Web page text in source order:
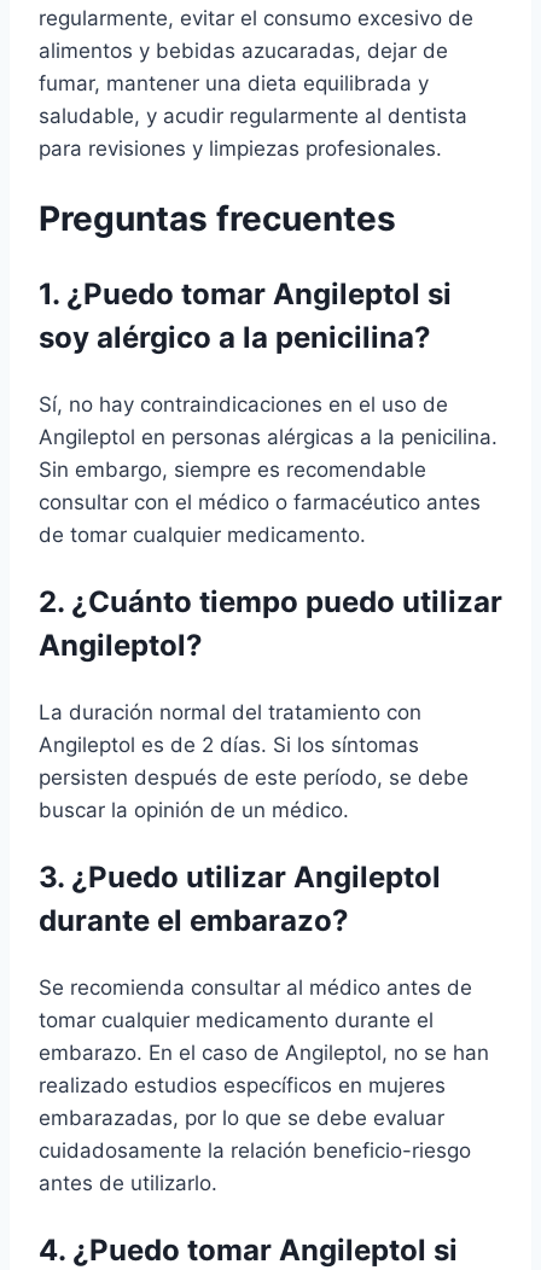
regularmente, evitar el consumo excesivo de
alimentos y bebidas azucaradas, dejar de
fumar, mantener una dieta equilibrada y
saludable, y acudir regularmente al dentista
para revisiones y limpiezas profesionales.
Preguntas frecuentes
1. ¿Puedo tomar Angileptol si
soy alérgico a la penicilina?
Sí, no hay contraindicaciones en el uso de
Angileptol en personas alérgicas a la penicilina.
Sin embargo, siempre es recomendable
consultar con el médico o farmacéutico antes
de tomar cualquier medicamento.
2. ¿Cuánto tiempo puedo utilizar
Angileptol?
La duración normal del tratamiento con
Angileptol es de 2 días. Si los síntomas
persisten después de este período, se debe
buscar la opinión de un médico.
3. ¿Puedo utilizar Angileptol
durante el embarazo?
Se recomienda consultar al médico antes de
tomar cualquier medicamento durante el
embarazo. En el caso de Angileptol, no se han
realizado estudios específicos en mujeres
embarazadas, por lo que se debe evaluar
cuidadosamente la relación beneficio-riesgo
antes de utilizarlo.
4. ¿Puedo tomar Angileptol si